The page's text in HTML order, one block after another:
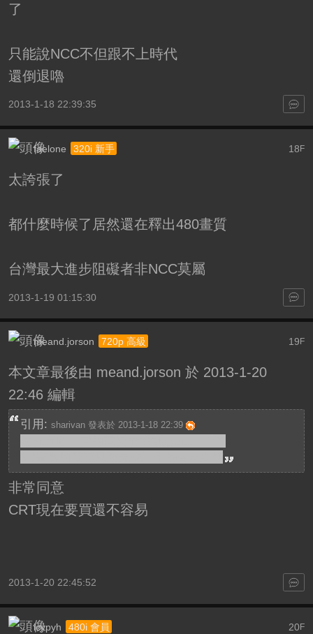
了
只能說NCC不但跟不上時代
還倒退嚕
2013-1-18 22:39:35
18 F
faelone 320i 新手
太誇張了
都什麼時候了居然還在釋出480畫質
台灣最大進步阻礙者非NCC莫屬
2013-1-19 01:15:30
19 F
meand.jorson 720p 高級
本文章最後由 meand.jorson 於 2013-1-20
22:46 編輯
引用: sharivan 發表於 2013-1-18 22:39
非常同意
CRT現在要買還不容易
2013-1-20 22:45:52
20F
icypyh 480i 會員